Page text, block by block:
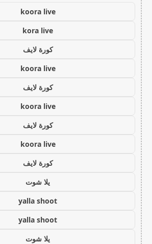
koora live
kora live
كورة لايف
koora live
كورة لايف
koora live
كورة لايف
koora live
كورة لايف
يلا شوت
yalla shoot
yalla shoot
يلا شوت